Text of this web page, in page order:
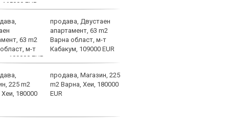
продава, Двустаен
апартамент, 63 m2
Варна област, м-т
Кабакум, 109000 EUR
продава, Магазин, 225
m2 Варна, Хеи, 180000
EUR